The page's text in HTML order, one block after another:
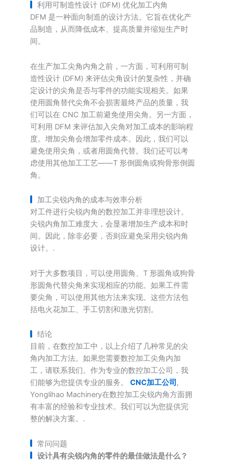
利用可制造性设计 (DFM) 优化加工内角
DFM 是一种面向制造的设计方法。它旨在优化产
品制造，从而降低成本、提高质量并缩短生产时
间。
在生产加工尖角内角之前，一方面，可利用可制
造性设计 (DFM) 来评估尖角设计的复杂性，并确
定设计的尖角是否与零件的功能实现相关。如果
使用圆角替代尖角不会损害最终产品的质量，我
们可以在 CNC 加工前避免使用尖角。另一方面，
可利用 DFM 来评估加入尖角对加工成本的影响程
度。增加尖角会增加零件成本。因此，我们可以
避免使用尖角，或者用圆角代替。我们还可以考
虑使用其他加工工艺——T 形倒圆角或狗骨形倒圆
角。
加工尖锐内角的成本与效率分析
对工件进行尖锐内角的数控加工并非理想设计。
尖锐内角加工难度大，会显著增加生产成本和时
间。因此，除非必要，否则应避免采用尖锐内角
设计。.
对于大多数项目，可以使用圆角、T 形圆角或狗骨
形圆角代替尖角来实现相应的功能。如果工件需
要尖角，可以使用其他方法来实现。这些方法包
括电火花加工、手工切割和激光切割。
结论
目前，在数控加工中，以上介绍了几种常见的尖
角内加工方法。如果您需要数控加工尖角内加
工，请联系我们。作为专业的数控加工公司，我
们能够为您提供专业的服务。 CNC加工公司 ,
Yonglihao Machinery在数控加工尖锐内角方面拥
有丰富的经验和专业技术。我们可以为您提供完
整的解决方案。.
常问问题
设计具有尖锐内角的零件的最佳做法是什么？